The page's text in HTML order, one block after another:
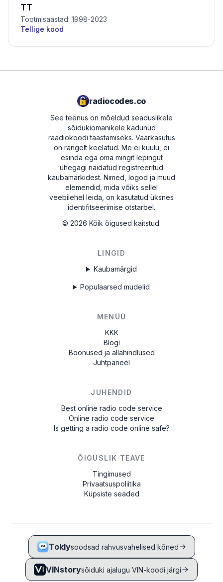
TT
Tootmisaastad: 1998-2023
Tellige kood
radiocodes.co
See teenus on mõeldud seaduslikele
sõidukiomanikele kadunud
raadiokoodi taastamiseks. Väärkasutus
on rangelt keelatud. Me ei kuulu, ei
esinda ega oma mingit lepingut
ühegagi näidatud registreeritud
kaubamärkidest. Nimed, logod ja muud
elemendid, mida võiks sellel
veebilehel leida, on kasutatud üksnes
identifitseerimise otstarbel.
© 2026 Kõik õigused kaitstud.
LINGID
Kaubamärgid
Populaarsed mudelid
MENÜÜ
KKK
Blogi
Boonused ja allahindlused
Juhtpaneel
JUHENDID
Best online radio code service
Online radio code service
Is getting a radio code online safe?
ÕIGUSLIK TEAVE
Tingimused
Privaatsuspoliitika
Küpsiste seaded
Toklysoodsad rahvusvahelised kõned
VINstorysõiduki ajalugu VIN-koodi järgi